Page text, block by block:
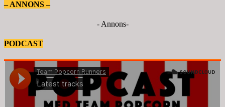
– ANNONS –
- Annons-
PODCAST